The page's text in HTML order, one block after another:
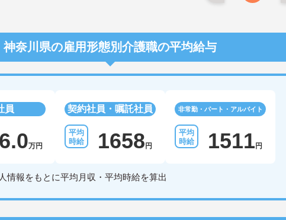
神奈川県の雇用形態別介護職の平均給与
員
万円
契約社員・嘱託社員
1658 円
非常勤・パート・アルバイト
1511 円
情報をもとに平均月収・平均時給を算出